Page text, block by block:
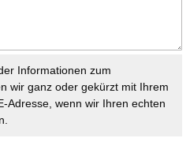
Informationen zum
wir ganz oder gekürzt mit Ihrem
Adresse, wenn wir Ihren echten